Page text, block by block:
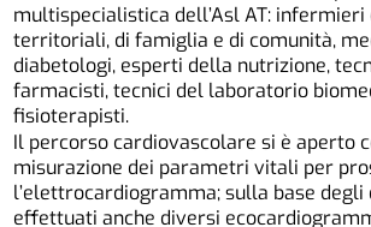
multispecialistica dell’Asl AT:
territoriali, di famiglia e di comunità,
diabetologi, esperti della nutrizione,
farmacisti, tecnici del laboratorio
fisioterapisti.
Il percorso cardiovascolare si è aperto
misurazione dei parametri vitali per
l’elettrocardiogramma; sulla base degli
effettuati anche diversi